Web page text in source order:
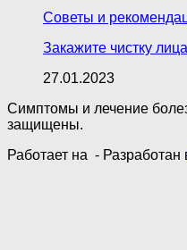
Советы и
Закажите чистку
27.01.2023
Симптомы и лечение
защищены.
Работает на - Разработан